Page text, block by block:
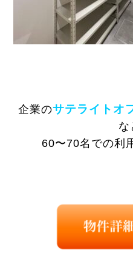
企業のサテライトオ
な
60〜70名での利